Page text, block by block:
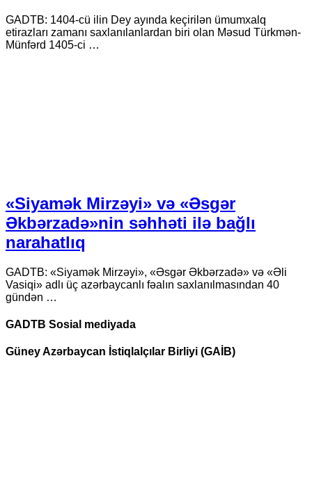
GADTB: 1404-cü ilin Dey ayında keçirilən ümumxalq
etirazları zamanı saxlanılanlardan biri olan Məsud Türkmən-
Münfərd 1405-ci …
«Siyamək Mirzəyi» və «Əsgər
Əkbərzadə»nin səhhəti ilə bağlı
narahatlıq
GADTB: «Siyamək Mirzəyi», «Əsgər Əkbərzadə» və «Əli
Vasiqi» adlı üç azərbaycanlı fəalın saxlanılmasından 40
gündən …
GADTB Sosial mediyada
Güney Azərbaycan İstiqlalçılar Birliyi (GAİB)